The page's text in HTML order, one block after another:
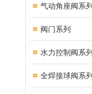
气动角座阀系列
阀门系列
水力控制阀系列
全焊接球阀系列